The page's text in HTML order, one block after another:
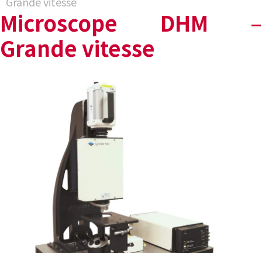
Microscope DHM –
Grande vitesse